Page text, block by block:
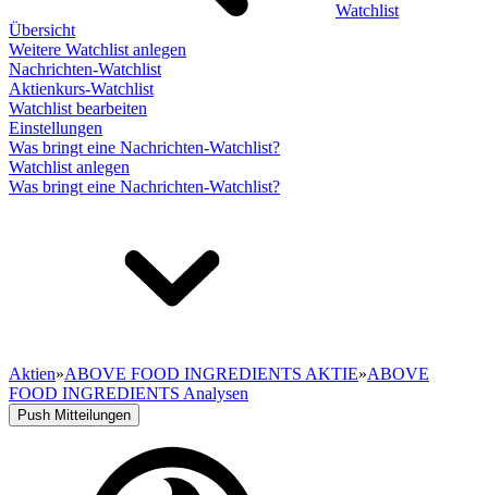
Watchlist
Übersicht
Weitere Watchlist anlegen
Nachrichten-Watchlist
Aktienkurs-Watchlist
Watchlist bearbeiten
Einstellungen
Was bringt eine Nachrichten-Watchlist?
Watchlist anlegen
Was bringt eine Nachrichten-Watchlist?
Aktien»ABOVE FOOD INGREDIENTS AKTIE»ABOVE
FOOD INGREDIENTS Analysen
Push Mitteilungen